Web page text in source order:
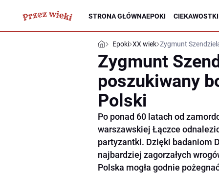
STRONA GŁÓWNAEPOKI
Epoki XX wiek Zygmunt
Zygmunt
poszukiwany
Polski
Po ponad 60 latach od
warszawskiej Łączce
partyzantki. Dzięki badaniom
najbardziej zagorzałych
Polska mogła godnie